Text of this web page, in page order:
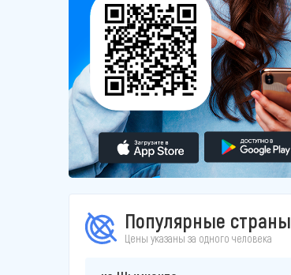
Популярные страны
Цены указаны за одного человека